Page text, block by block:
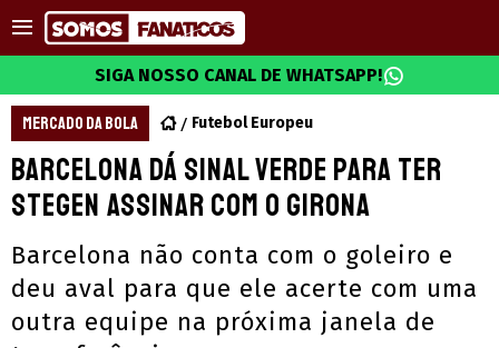
SIGA NOSSO CANAL DE WHATSAPP!
MERCADO DA BOLA Futebol Europeu
Barcelona dá sinal verde para Ter
Stegen assinar com o Girona
Barcelona não conta com o goleiro e
deu aval para que ele acerte com uma
outra equipe na próxima janela de